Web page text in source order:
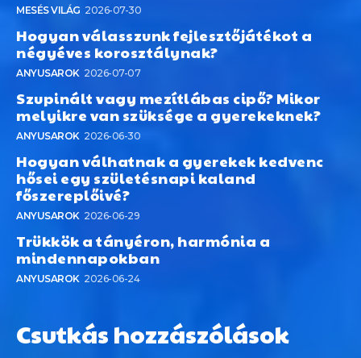
MESÉS VILÁG 2026-07-30
Hogyan válasszunk fejlesztőjátékot a
négyéves korosztálynak?
ANYUSAROK 2026-07-07
Szupinált vagy mezítlábas cipő? Mikor
melyikre van szüksége a gyerekeknek?
ANYUSAROK 2026-06-30
Hogyan válhatnak a gyerekek kedvenc
hősei egy születésnapi kaland
főszereplőivé?
ANYUSAROK 2026-06-29
Trükkök a tányéron, harmónia a
mindennapokban
ANYUSAROK 2026-06-24
Csutkás hozzászólások